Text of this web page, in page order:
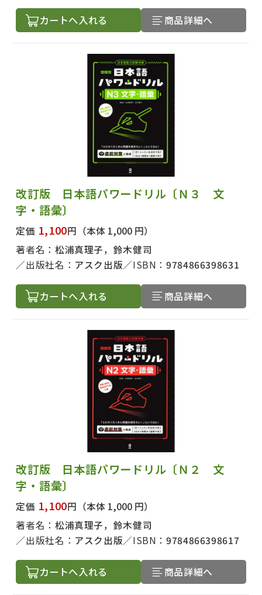
カートへ入れる 商品詳細へ
改訂版 日本語パワードリル〔Ｎ３ 文
字・語彙〕
定価 1,100円 （本体 1,000 円）
著者名： 松浦真理子，鈴木健司
出版社名： アスク出版 ISBN：9784866398631
カートへ入れる 商品詳細へ
改訂版 日本語パワードリル〔Ｎ２ 文
字・語彙〕
定価 1,100円 （本体 1,000 円）
著者名： 松浦真理子，鈴木健司
出版社名： アスク出版 ISBN：9784866398617
カートへ入れる 商品詳細へ